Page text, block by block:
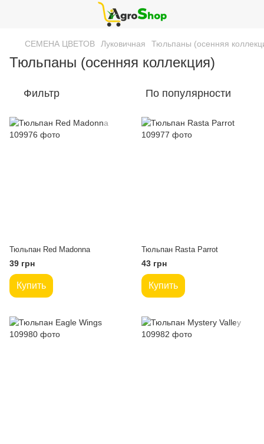
СЕМЕНА ЦВЕТОВ Луковичная Тюльпаны (осенняя
Тюльпаны (осенняя коллекция)
Фильтр По популярности
Тюльпан Red Madonna
39 грн
Купить
Тюльпан Rasta Parrot
43 грн
Купить